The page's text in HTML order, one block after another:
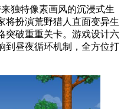
独特像素画风的沉浸式生
将扮演荒野猎人直面变异生
突破重重关卡。游戏设计六
到昼夜循环机制，全方位打